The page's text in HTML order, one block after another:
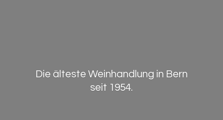
Die älteste Weinhandlung in Bern
seit 1954.